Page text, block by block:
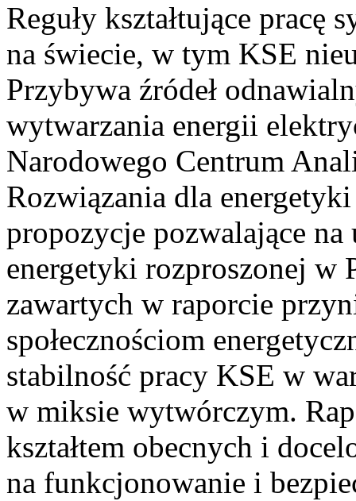
Reguły kształtujące pracę
na świecie, w tym KSE
Przybywa źródeł
wytwarzania energii
Narodowego Centrum
Rozwiązania dla
propozycje pozwalające
energetyki rozproszonej w
zawartych w raporcie
społecznościom
stabilność pracy KSE w
w miksie wytwórczym.
kształtem obecnych i
na funkcjonowanie i